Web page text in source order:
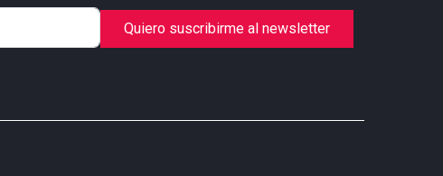
Quiero suscribirme al newsletter